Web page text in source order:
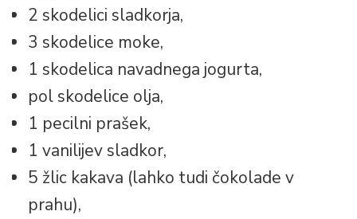
2 skodelici sladkorja,
3 skodelice moke,
1 skodelica navadnega jogurta,
pol skodelice olja,
1 pecilni prašek,
1 vanilijev sladkor,
5 žlic kakava (lahko tudi čokolade v
prahu),